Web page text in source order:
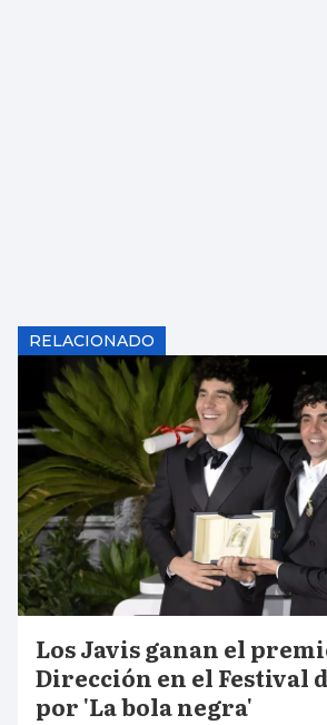
RELACIONADO
Los Javis ganan el
Dirección en el Festival
por 'La bola negra'